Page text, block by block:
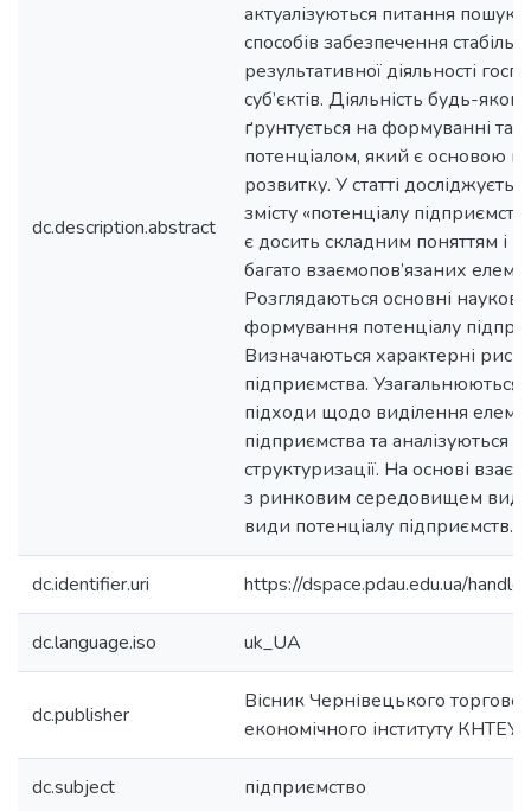
dc.description.abstract
актуалізуються питання
способів забезпечення
результативної діяльності
суб’єктів. Діяльність будь-
ґрунтується на формуванні та
потенціалом, який є основою
розвитку. У статті
змісту «потенціалу
є досить складним поняттям і
багато взаємопов’язаних
Розглядаються основні
формування потенціалу
Визначаються характерні риси
підприємства. Узагальнюються
підходи щодо виділення
підприємства та аналізуються
структуризації. На основі
з ринковим середовищем
види потенціалу підприємств.
dc.identifier.uri https://dspace.pdau.edu.ua/
dc.language.iso uk_UA
dc.publisher
Вісник Чернівецького
економічного інституту КНТЕУ
dc.subject підприємство